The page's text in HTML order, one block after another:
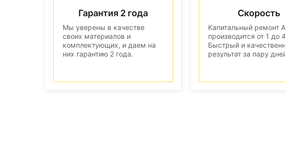
Гарантия 2 года
Мы уверены в качестве
своих материалов и
комплектующих, и даем на
них гарантию 2 года.
Скорость
Капитальный ремонт
производится от 1 до
Быстрый и
результат за пару